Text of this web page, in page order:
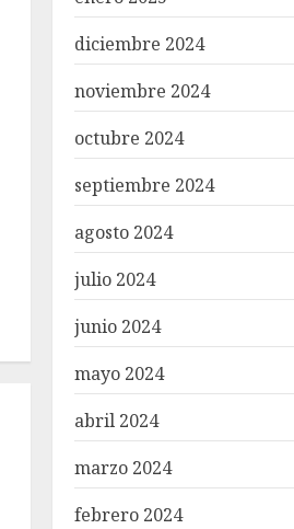
diciembre 2024
noviembre 2024
octubre 2024
septiembre 2024
agosto 2024
julio 2024
junio 2024
mayo 2024
abril 2024
marzo 2024
febrero 2024